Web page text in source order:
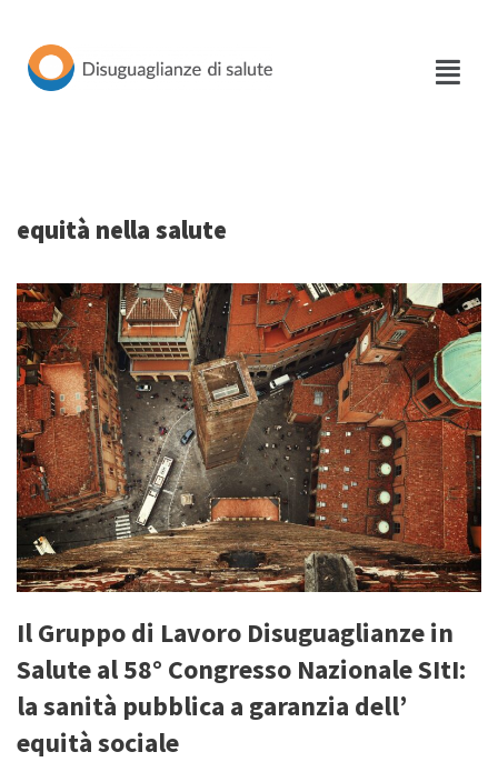
Vai
equità nella salute
Il Gruppo di Lavoro Disuguaglianze in
Salute al 58° Congresso Nazionale SItI:
la sanità pubblica a garanzia dell’
equità sociale